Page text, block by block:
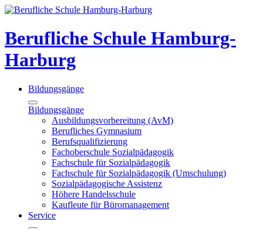
Berufliche Schule Hamburg-
Harburg
Bildungsgänge
Bildungsgänge
Ausbildungsvorbereitung (AvM)
Berufliches Gymnasium
Berufsqualifizierung
Fachoberschule Sozialpädagogik
Fachschule für Sozialpädagogik
Fachschule für Sozialpädagogik (Umschulung)
Sozialpädagogische Assistenz
Höhere Handelsschule
Kaufleute für Büromanagement
Service